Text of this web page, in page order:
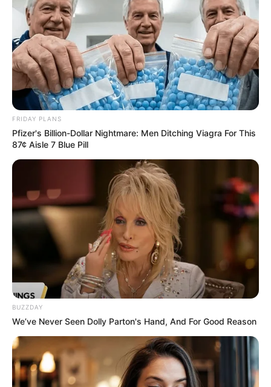
FRIDAY PLANS
Pfizer's Billion-Dollar Nightmare: Men Ditching Viagra For This
87¢ Aisle 7 Blue Pill
BUZZDAY
We’ve Never Seen Dolly Parton's Hand, And For Good Reason